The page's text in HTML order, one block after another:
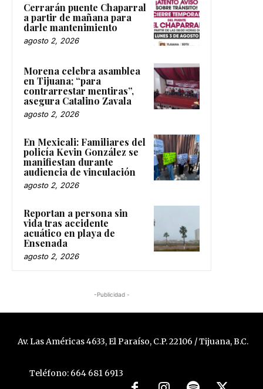
Cerrarán puente Chaparral
a partir de mañana para
darle mantenimiento
agosto 2, 2026
Morena celebra asamblea
en Tijuana; “para
contrarrestar mentiras”,
asegura Catalino Zavala
agosto 2, 2026
En Mexicali: Familiares del
policía Kevin González se
manifiestan durante
audiencia de vinculación
agosto 2, 2026
Reportan a persona sin
vida tras accidente
acuático en playa de
Ensenada
agosto 2, 2026
-Publicidad -
Av. Las Américas 4633, El Paraíso, C.P. 22106 / Tijuana, B.C.
Teléfono: 664 681 6913